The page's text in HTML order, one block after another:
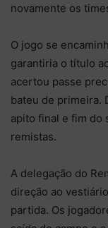
novamente os
O jogo se
garantiria o título
acertou passe
bateu de primeira.
apito final e fim do
remistas.
A delegação do
direção ao
partida. Os